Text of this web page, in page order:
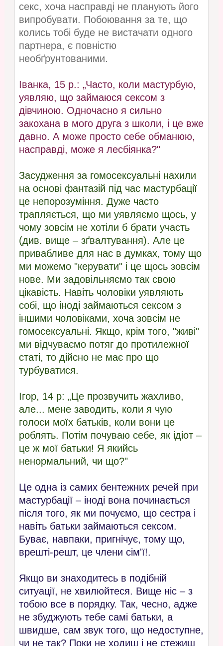
секс, хоча насправді не планують його
випробувати. Побоювання за те, що
колись тобі буде не вистачати одного
партнера, є повністю
необґрунтованими.
Іванка, 15 р.: „Часто, коли мастурбую,
уявляю, що займаюся сексом з
дівчиною. Одночасно я сильно
закохана в мого друга з школи, і це вже
давно. А може просто себе обманюю,
насправді, може я лесбіянка?"
Засудження за гомосексуальні нахили
на основі фантазій під час мастурбації
це непорозуміння. Дуже часто
трапляється, що ми уявляємо щось, у
чому зовсім не хотіли б брати участь
(див. вище – зґвалтування). Але це
привабливе для нас в думках, тому що
ми можемо "керувати" і це щось зовсім
нове. Ми задовільняємо так свою
цікавість. Навіть чоловіки уявляють
собі, що іноді займаються сексом з
іншими чоловіками, хоча зовсім не
гомосексуальні. Якщо, крім того, "живі"
ми відчуваємо потяг до протилежної
статі, то дійсно не має про що
турбуватися.
Ігор, 14 р: „Це прозвучить жахливо,
але... мене заводить, коли я чую
голоси моїх батьків, коли вони це
роблять. Потім почуваю себе, як ідіот –
це ж мої батьки! Я якийсь
ненормальний, чи що?"
Це одна із самих бентежних речей при
мастурбації – іноді вона починається
після того, як ми почуємо, що сестра і
навіть батьки займаються сексом.
Буває, навпаки, пригнічує, тому що,
врешті-решт, це члени сім'ї!.
Якщо ви знаходитесь в подібній
ситуації, не хвилюйтеся. Вище ніс – з
тобою все в порядку. Так, чесно, адже
не збуджують тебе самі батьки, а
швидше, сам звук того, що недоступне,
чи не так? Поки не ходиш і не стежиш